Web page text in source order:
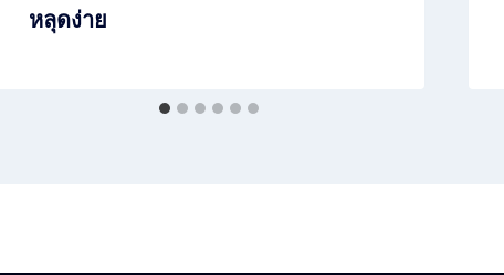
หลุดง่าย